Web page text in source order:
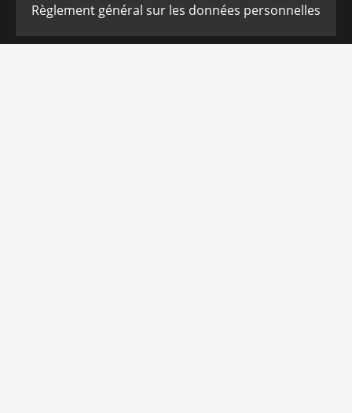
Règlement général sur les données personnelles